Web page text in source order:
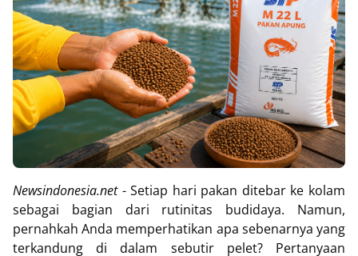
Newsindonesia.net-Setiap hari pakan ditebar ke kolam
sebagai bagian dari rutinitas budidaya. Namun,
pernahkah Anda memperhatikan apa sebenarnya yang
terkandung di dalam sebutir pelet? Pertanyaan